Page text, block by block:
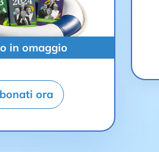
in omaggio
ora